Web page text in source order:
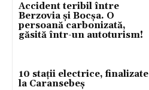
Accident teribil între
Berzovia și Bocșa. O
persoană carbonizată,
găsită într-un autoturism!
10 stații electrice, finalizate
la Caransebeș